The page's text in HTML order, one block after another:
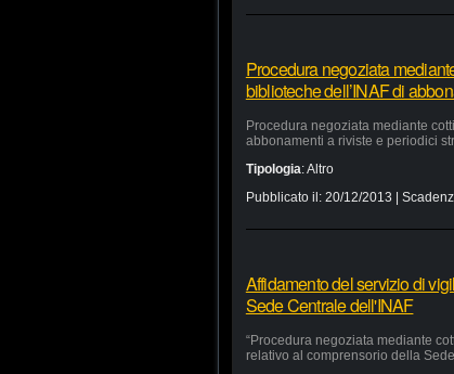
Procedura negoziata
biblioteche dell’INAF di
Procedura negoziata mediante
abbonamenti a riviste e periodici
Tipologia:Altro
Pubblicato il: 20/12/2013 |
Affidamento del servizio di
Sede Centrale dell'INAF
“Procedura negoziata mediante
relativo al comprensorio della